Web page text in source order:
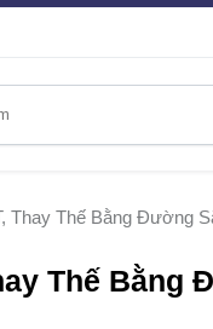
Thay Thế Bằng Đường
Thế